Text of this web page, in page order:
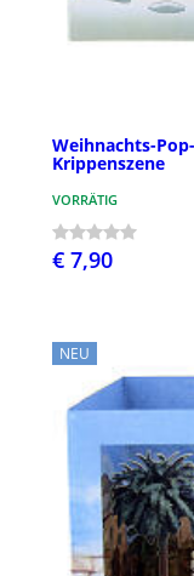
Weihnachts-
Krippenszene
VORRÄTIG
€ 7,90
NEU